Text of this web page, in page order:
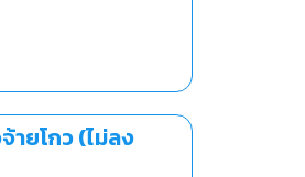
ายโกว (ไม่ลง